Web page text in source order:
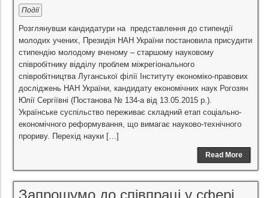
Події
Розглянувши кандидатури на представлення до стипендії
молодих учених, Президія НАН України постановила присудити
стипендію молодому вченому – старшому науковому
співробітнику відділу проблем міжрегіонального
співробітництва Луганської філії Інституту економіко-правових
досліджень НАН України, кандидату економічних наук Рогозян
Юлії Сергіївні (Постанова № 134-а від 13.05.2015 р.).
Українське суспільство переживає складний етап соціально-
економічного реформування, що вимагає науково-технічного
прориву. Перехід науки […]
Read More
Запрошумо до співпраці у сфері